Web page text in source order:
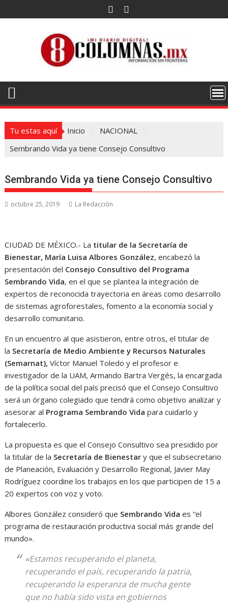
al
Tu estas aquí Inicio
NACIONAL
Sembrando Vida ya tiene Consejo Consultivo
Sembrando Vida ya tiene Consejo Consultivo
octubre 25, 2019 La Redacción
CIUDAD DE MÉXICO.- La titular de la Secretaría de
Bienestar, María Luisa Albores González, encabezó la
presentación del Consejo Consultivo del Programa
Sembrando Vida, en el que se plantea la integración de
expertos de reconocida trayectoria en áreas como desarrollo
de sistemas agroforestales, fomento a la economía social y
desarrollo comunitario.
En un encuentro al que asistieron, entre otros, el titular de
la Secretaría de Medio Ambiente y Recursos Naturales
(Semarnat), Víctor Manuel Toledo y el profesor e
investigador de la UAM, Armando Bartra Vergés, la encargada
de la política social del país precisó que el Consejo Consultivo
será un órgano colegiado que tendrá como objetivo analizar y
asesorar al Programa Sembrando Vidapara cuidarlo y
fortalecerlo.
La propuesta es que el Consejo Consultivo sea presidido por
la titular de la Secretaría de Bienestary que el subsecretario
de Planeación, Evaluación y Desarrollo Regional, Javier May
Rodríguez coordine los trabajos en los que participen de 15 a
20 expertos con voz y voto.
Albores González consideró que Sembrando Vida es “el
programa de restauración productiva social más grande del
mundo».
«Estamos recuperando el planeta,
recuperando el país, recuperando la patria,
recuperando la esperanza de mucha gente
que no había sido vista en gobiernos